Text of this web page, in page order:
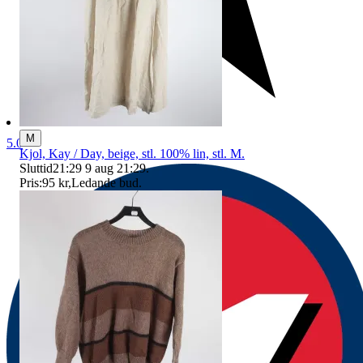
5.0 M
Kjol, Kay / Day, beige, stl. 100% lin, stl. M.
Sluttid21:29 9 aug 21:29.
Pris:95 kr,Ledande bud.